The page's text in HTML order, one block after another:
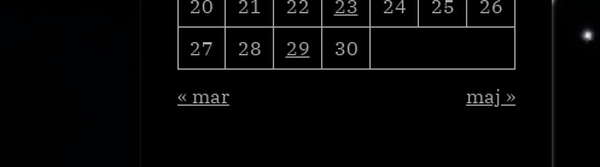
27
28 29
30
« mar
maj »